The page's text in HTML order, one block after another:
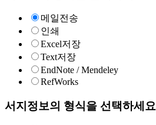
메일전송
인쇄
Excel저장
Text저장
EndNote / Mendeley
RefWorks
서지정보의 형식을 선택하세요